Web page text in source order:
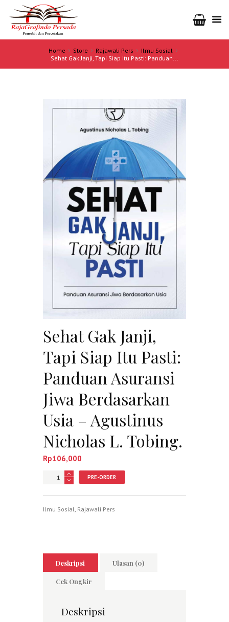
Home Store Rajawali Pers
Ilmu Sosial
Sehat Gak Janji, Tapi Siap Itu Pasti: Panduan...
Sehat Gak Janji,
Tapi Siap Itu Pasti:
Panduan Asuransi
Jiwa Berdasarkan
Usia – Agustinus
Nicholas L. Tobing.
Rp106,000
Jumlah PRE-ORDER
Ilmu Sosial, Rajawali Pers
Deskripsi Ulasan (0)
Cek Ongkir
Deskripsi